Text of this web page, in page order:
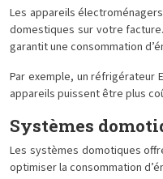
Les appareils
domestiques sur votre
garantit une consommation
Par exemple, un réfrigérateur
appareils puissent être plus
Systèmes
Les systèmes domotiques
optimiser la consommation